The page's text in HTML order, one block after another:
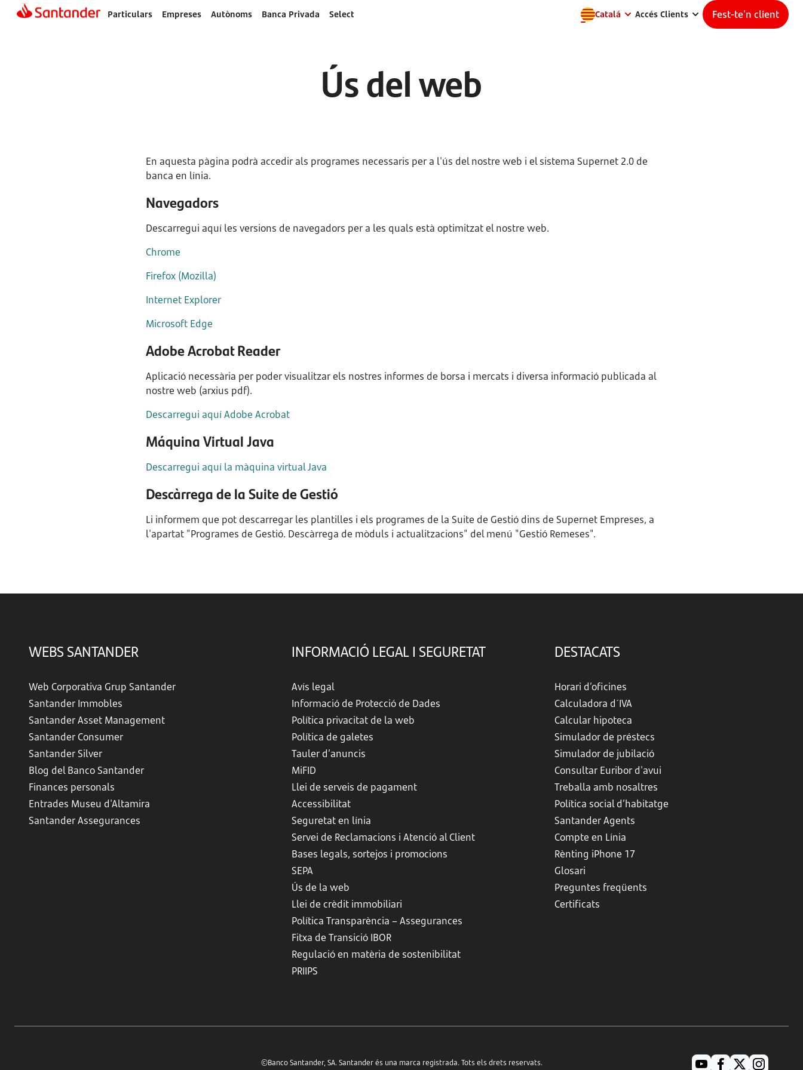
Particulars Empreses Autònoms Banca Privada Select Catalá Accés Clients Fest-te'n client
Ús del web
En aquesta pàgina podrà accedir als programes necessaris per a l'ús del nostre web i el sistema Supernet 2.0 de
banca en línia.
Navegadors
Descarregui aquí les versions de navegadors per a les quals està optimitzat el nostre web.
Chrome
Firefox (Mozilla)
Internet Explorer
Microsoft Edge
Adobe Acrobat Reader
Aplicació necessària per poder visualitzar els nostres informes de borsa i mercats i diversa informació publicada al
nostre web (arxius pdf).
Descarregui aquí Adobe Acrobat
Máquina Virtual Java
Descarregui aquí la màquina virtual Java
Descàrrega de la Suite de Gestió
Li informem que pot descarregar les plantilles i els programes de la Suite de Gestió dins de Supernet Empreses, a
l'apartat "Programes de Gestió. Descàrrega de mòduls i actualitzacions" del menú "Gestió Remeses".
WEBS SANTANDER
Web Corporativa Grup Santander
Santander Immobles
Santander Asset Management
Santander Consumer
Santander Silver
Blog del Banco Santander
Finances personals
Entrades Museu d'Altamira
Santander Assegurances
INFORMACIÓ LEGAL I SEGURETAT
Avís legal
Informació de Protecció de Dades
Política privacitat de la web
Política de galetes
Tauler d’anuncis
MiFID
Llei de serveis de pagament
Accessibilitat
Seguretat en línia
Servei de Reclamacions i Atenció al Client
Bases legals, sortejos i promocions
SEPA
Ús de la web
Llei de crèdit immobiliari
Política Transparència – Assegurances
Fitxa de Transició IBOR
Regulació en matèria de sostenibilitat
PRIIPS
DESTACATS
Horari d’oficines
Calculadora d´IVA
Calcular hipoteca
Simulador de préstecs
Simulador de jubilació
Consultar Euribor d'avui
Treballa amb nosaltres
Política social d’habitatge
Santander Agents
Compte en Línia
Rènting iPhone 17
Glosari
Preguntes freqüents
Certificats
©Banco Santander, SA. Santander és una marca registrada. Tots els drets reservats.